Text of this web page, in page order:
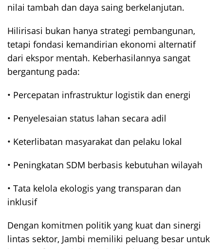
nilai tambah dan daya saing berkelanjutan.
Hilirisasi bukan hanya strategi pembangunan,
tetapi fondasi kemandirian ekonomi alternatif
dari ekspor mentah. Keberhasilannya sangat
bergantung pada:
• Percepatan infrastruktur logistik dan energi
• Penyelesaian status lahan secara adil
• Keterlibatan masyarakat dan pelaku lokal
• Peningkatan SDM berbasis kebutuhan wilayah
• Tata kelola ekologis yang transparan dan
inklusif
Dengan komitmen politik yang kuat dan sinergi
lintas sektor, Jambi memiliki peluang besar untuk